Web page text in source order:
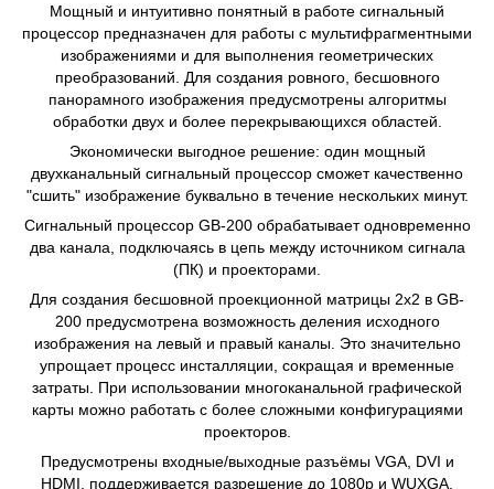
Мощный и интуитивно понятный в работе сигнальный
процессор предназначен для работы с мультифрагментными
изображениями и для выполнения геометрических
преобразований. Для создания ровного, бесшовного
панорамного изображения предусмотрены алгоритмы
обработки двух и более перекрывающихся областей.
Экономически выгодное решение: один мощный
двухканальный сигнальный процессор сможет качественно
"сшить" изображение буквально в течение нескольких минут.
Сигнальный процессор GB-200 обрабатывает одновременно
два канала, подключаясь в цепь между источником сигнала
(ПК) и проекторами.
Для создания бесшовной проекционной матрицы 2х2 в GB-
200 предусмотрена возможность деления исходного
изображения на левый и правый каналы. Это значительно
упрощает процесс инсталляции, сокращая и временные
затраты. При использовании многоканальной графической
карты можно работать с более сложными конфигурациями
проекторов.
Предусмотрены входные/выходные разъёмы VGA, DVI и
HDMI, поддерживается разрешение до 1080p и WUXGA.